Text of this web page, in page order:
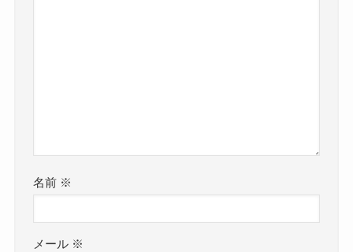
名前 ※
メール ※